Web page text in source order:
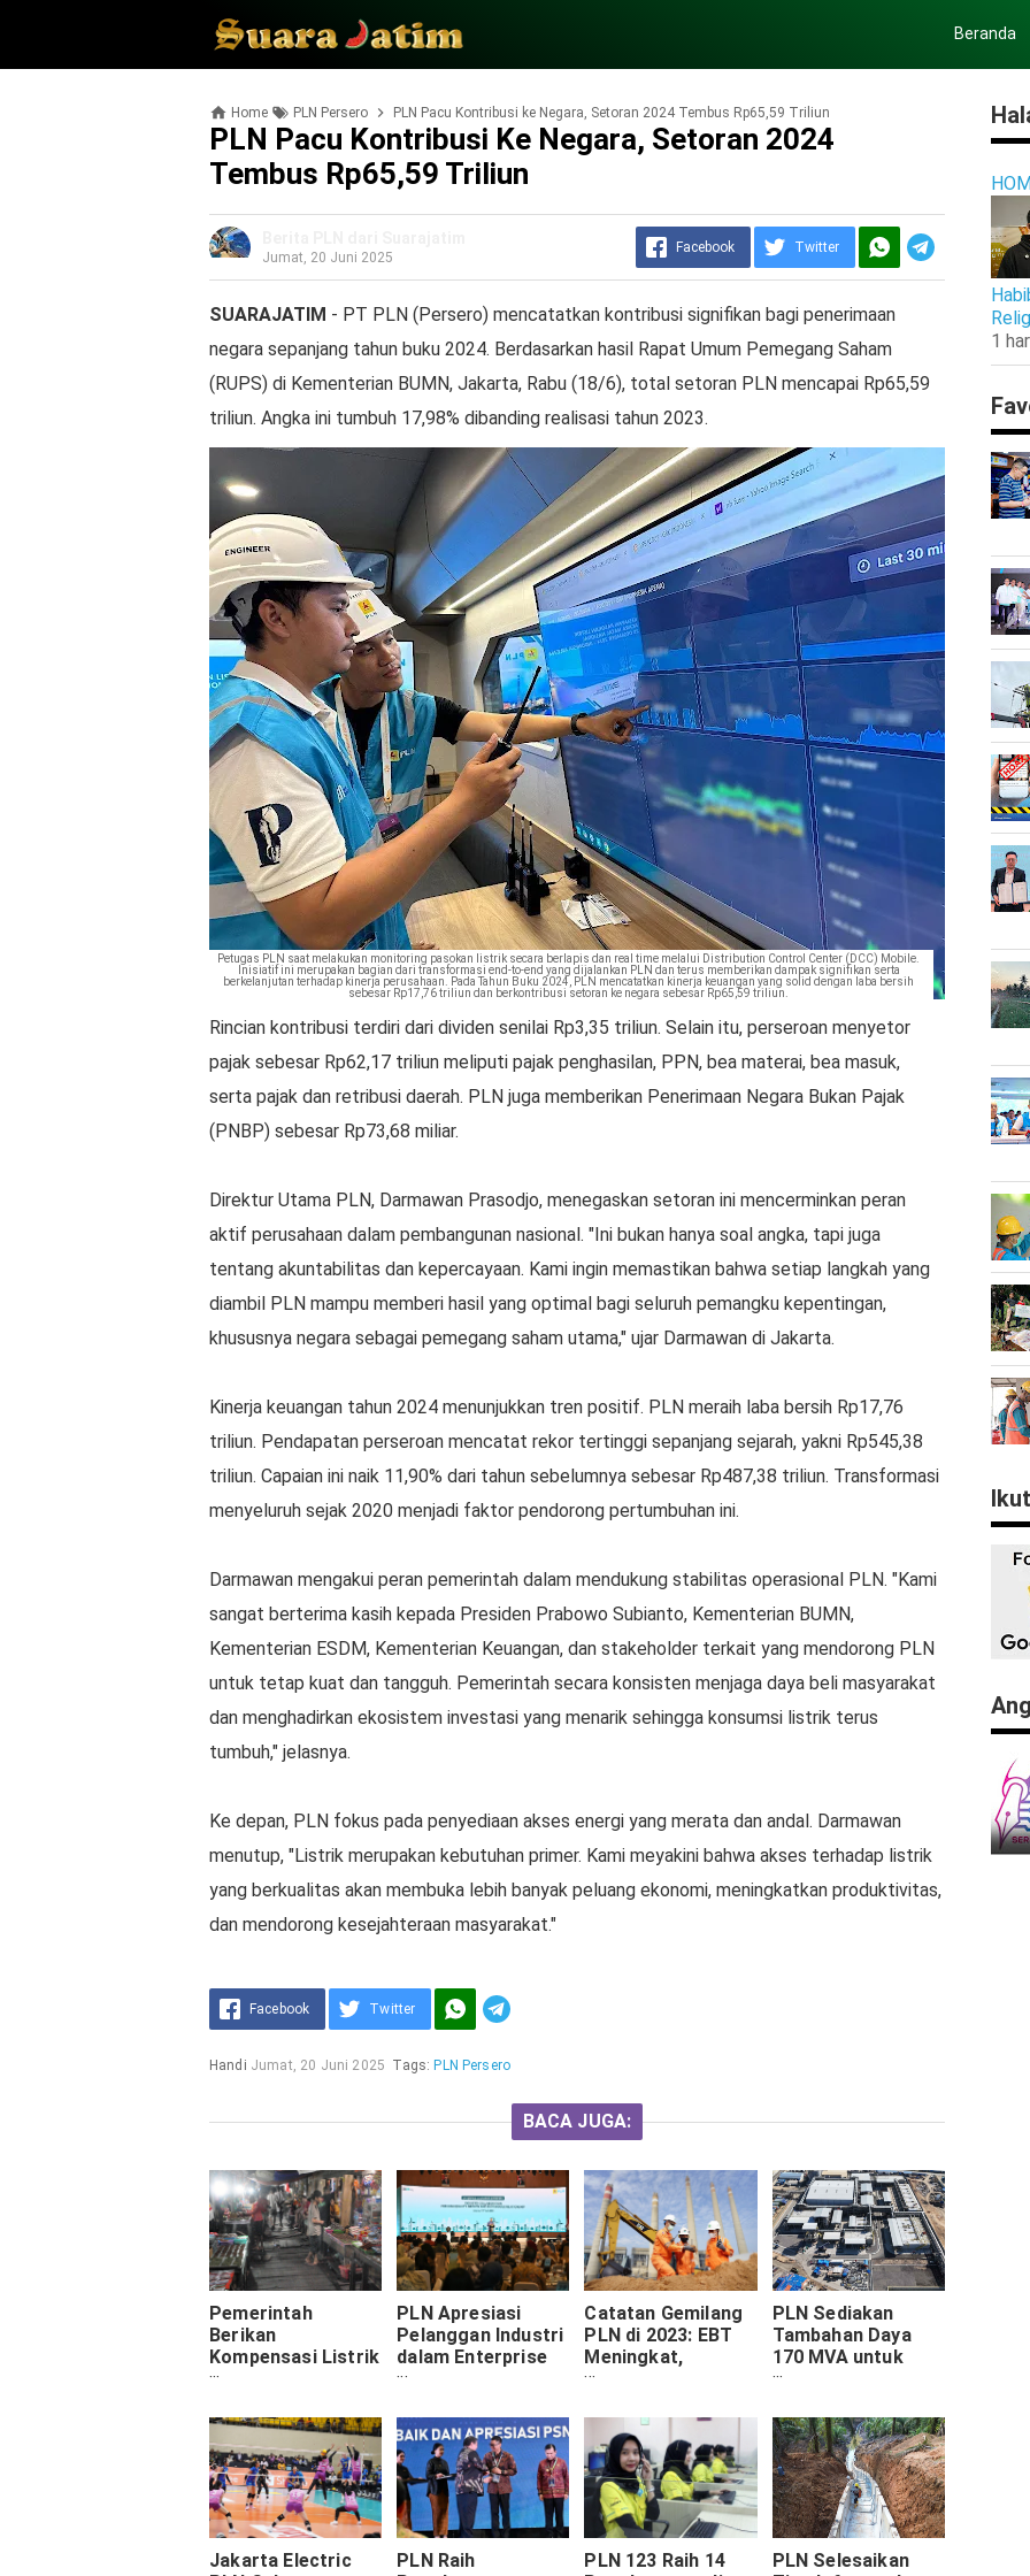
Beranda
Home PLN Persero PLN Pacu Kontribusi ke Negara, Setoran 2024 Tembus Rp65,59 Triliun
PLN Pacu Kontribusi Ke Negara, Setoran 2024
Tembus Rp65,59 Triliun
Jumat, 20 Juni 2025
Facebook Twitter
SUARAJATIM - PT PLN (Persero) mencatatkan kontribusi signifikan bagi penerimaan
negara sepanjang tahun buku 2024. Berdasarkan hasil Rapat Umum Pemegang Saham
(RUPS) di Kementerian BUMN, Jakarta, Rabu (18/6), total setoran PLN mencapai Rp65,59
triliun. Angka ini tumbuh 17,98% dibanding realisasi tahun 2023.
Petugas PLN saat melakukan monitoring pasokan listrik secara berlapis dan real time melalui Distribution Control Center (DCC) Mobile.
Inisiatif ini merupakan bagian dari transformasi end-to-end yang dijalankan PLN dan terus memberikan dampak signifikan serta
berkelanjutan terhadap kinerja perusahaan. Pada Tahun Buku 2024, PLN mencatatkan kinerja keuangan yang solid dengan laba bersih
sebesar Rp17,76 triliun dan berkontribusi setoran ke negara sebesar Rp65,59 triliun.
Rincian kontribusi terdiri dari dividen senilai Rp3,35 triliun. Selain itu, perseroan menyetor
pajak sebesar Rp62,17 triliun meliputi pajak penghasilan, PPN, bea materai, bea masuk,
serta pajak dan retribusi daerah. PLN juga memberikan Penerimaan Negara Bukan Pajak
(PNBP) sebesar Rp73,68 miliar.
Direktur Utama PLN, Darmawan Prasodjo, menegaskan setoran ini mencerminkan peran
aktif perusahaan dalam pembangunan nasional. "Ini bukan hanya soal angka, tapi juga
tentang akuntabilitas dan kepercayaan. Kami ingin memastikan bahwa setiap langkah yang
diambil PLN mampu memberi hasil yang optimal bagi seluruh pemangku kepentingan,
khususnya negara sebagai pemegang saham utama," ujar Darmawan di Jakarta.
Kinerja keuangan tahun 2024 menunjukkan tren positif. PLN meraih laba bersih Rp17,76
triliun. Pendapatan perseroan mencatat rekor tertinggi sepanjang sejarah, yakni Rp545,38
triliun. Capaian ini naik 11,90% dari tahun sebelumnya sebesar Rp487,38 triliun. Transformasi
menyeluruh sejak 2020 menjadi faktor pendorong pertumbuhan ini.
Darmawan mengakui peran pemerintah dalam mendukung stabilitas operasional PLN. "Kami
sangat berterima kasih kepada Presiden Prabowo Subianto, Kementerian BUMN,
Kementerian ESDM, Kementerian Keuangan, dan stakeholder terkait yang mendorong PLN
untuk tetap kuat dan tangguh. Pemerintah secara konsisten menjaga daya beli masyarakat
dan menghadirkan ekosistem investasi yang menarik sehingga konsumsi listrik terus
tumbuh," jelasnya.
Ke depan, PLN fokus pada penyediaan akses energi yang merata dan andal. Darmawan
menutup, "Listrik merupakan kebutuhan primer. Kami meyakini bahwa akses terhadap listrik
yang berkualitas akan membuka lebih banyak peluang ekonomi, meningkatkan produktivitas,
dan mendorong kesejahteraan masyarakat."
Facebook Twitter
Handi Jumat, 20 Juni 2025 Tags: PLN Persero
BACA JUGA:
Pemerintah
Berikan
Kompensasi Listrik
Rp 17,8 Triliun
Pemulihan Ekonomi
PLN Apresiasi
Pelanggan Industri
dalam Enterprise
Customer
Catatan Gemilang
PLN di 2023: EBT
Meningkat,
Keuangan Sehat
PLN Sediakan
Tambahan Daya
170 MVA untuk
Smelter PT
di Gresik
Jakarta Electric
PLN Raih
PLN 123 Raih 14
PLN Selesaikan
1